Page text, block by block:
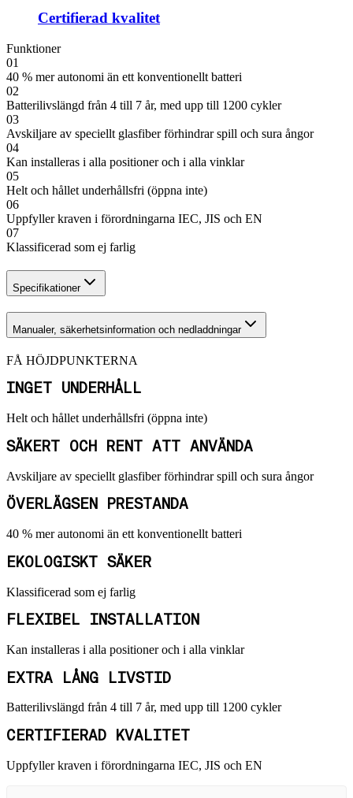
Certifierad kvalitet
Funktioner
01
40 % mer autonomi än ett konventionellt batteri
02
Batterilivslängd från 4 till 7 år, med upp till 1200 cykler
03
Avskiljare av speciellt glasfiber förhindrar spill och sura ångor
04
Kan installeras i alla positioner och i alla vinklar
05
Helt och hållet underhållsfri (öppna inte)
06
Uppfyller kraven i förordningarna IEC, JIS och EN
07
Klassificerad som ej farlig
Specifikationer
Manualer, säkerhetsinformation och nedladdningar
FÅ HÖJDPUNKTERNA
INGET UNDERHÅLL
Helt och hållet underhållsfri (öppna inte)
SÄKERT OCH RENT ATT ANVÄNDA
Avskiljare av speciellt glasfiber förhindrar spill och sura ångor
ÖVERLÄGSEN PRESTANDA
40 % mer autonomi än ett konventionellt batteri
EKOLOGISKT SÄKER
Klassificerad som ej farlig
FLEXIBEL INSTALLATION
Kan installeras i alla positioner och i alla vinklar
EXTRA LÅNG LIVSTID
Batterilivslängd från 4 till 7 år, med upp till 1200 cykler
CERTIFIERAD KVALITET
Uppfyller kraven i förordningarna IEC, JIS och EN